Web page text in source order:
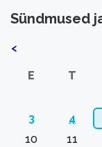
Sündmused
<
E T
3
4
10
11